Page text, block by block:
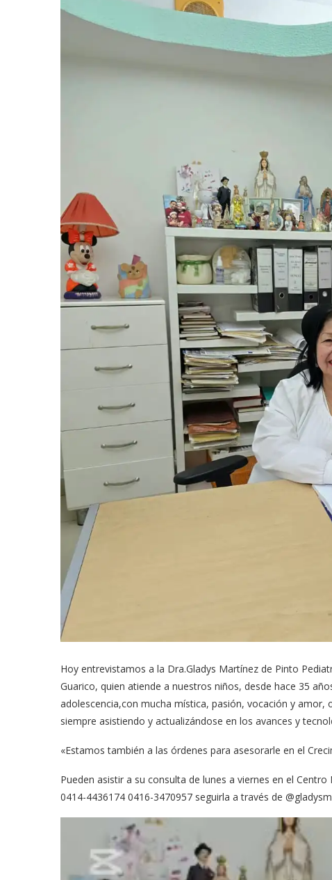
Hoy entrevistamos a la Dra.Gladys Martínez de Pinto
Guarico, quien atiende a nuestros niños, desde hace 35
adolescencia,con mucha mística, pasión, vocación y
siempre asistiendo y actualizándose en los avances y
«Estamos también a las órdenes para asesorarle en el
Pueden asistir a su consulta de lunes a viernes en el
0414-4436174 0416-3470957 seguirla a través de